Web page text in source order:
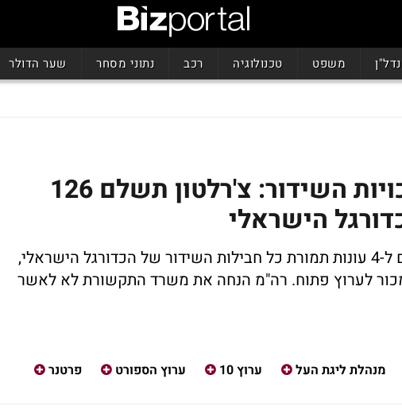
נדל"ן משפט טכנולוגיה רכב נתוני מסחר שער הדולר
רעידת אדמה בשוק זכויות השידור: צ'רלטון תשלם 126
הישראלי
צ'רלטון תשלם כחצי מיליארד שקלים ל-4 עונות תמורת כל חבילות השידור של הכדורגל הישראלי,
לערוץ פתוח. רה"מ הנחה את משרד התקשורת לא לאשר
מנהלת ליגת העל ערוץ 10 ערוץ הספורט
פרטנר